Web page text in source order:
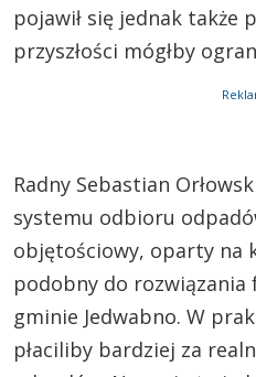
pojawił się jednak także
przyszłości mógłby
Radny Sebastian
systemu odbioru
objętościowy, oparty na
podobny do rozwiązania
gminie Jedwabno. W
płaciliby bardziej za